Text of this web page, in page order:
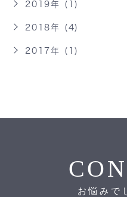
2019年 (1)
2018年 (4)
2017年 (1)
お悩みで